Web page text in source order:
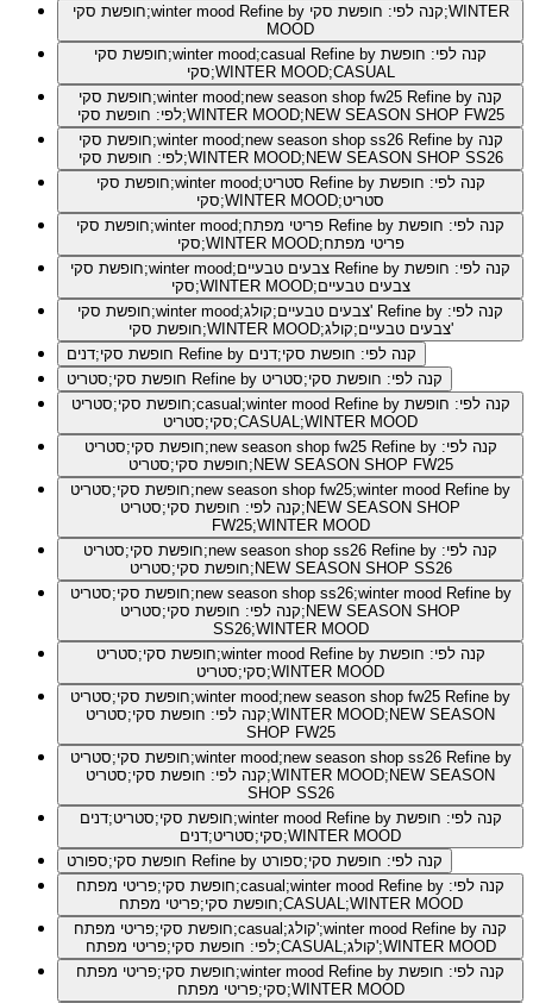
חופשת סקי;winter mood Refine by קנה לפי: חופשת סקי;WINTER
MOOD
חופשת סקי;winter mood;casual Refine by קנה לפי: חופשת
סקי;WINTER MOOD;CASUAL
חופשת סקי;winter mood;new season shop fw25 Refine by קנה
לפי: חופשת סקי;WINTER MOOD;NEW SEASON SHOP FW25
חופשת סקי;winter mood;new season shop ss26 Refine by קנה
לפי: חופשת סקי;WINTER MOOD;NEW SEASON SHOP SS26
Refine by קנה לפי: חופשת
סקי;WINTER MOOD;סטריט
Refine by קנה לפי: חופשת
סקי;WINTER MOOD;פריטי מפתח
Refine by קנה לפי: חופשת
סקי;WINTER MOOD;צבעים טבעיים
חופשת סקי;winter mood;צבעים טבעיים;קולג' Refine by קנה לפי:
חופשת סקי;WINTER MOOD;צבעים טבעיים;קולג'
Refine by קנה לפי: חופשת סקי;דנים
Refine by קנה לפי: חופשת סקי;סטריט
חופשת סקי;סטריט;casual;winter mood Refine by קנה לפי: חופשת
סקי;סטריט;CASUAL;WINTER MOOD
חופשת סקי;סטריט;new season shop fw25 Refine by קנה לפי:
חופשת סקי;סטריט;NEW SEASON SHOP FW25
חופשת סקי;סטריט;new season shop fw25;winter mood Refine by
קנה לפי: חופשת סקי;סטריט;NEW SEASON SHOP
FW25;WINTER MOOD
חופשת סקי;סטריט;new season shop ss26 Refine by קנה לפי:
חופשת סקי;סטריט;NEW SEASON SHOP SS26
חופשת סקי;סטריט;new season shop ss26;winter mood Refine by
קנה לפי: חופשת סקי;סטריט;NEW SEASON SHOP
SS26;WINTER MOOD
חופשת סקי;סטריט;winter mood Refine by קנה לפי: חופשת
סקי;סטריט;WINTER MOOD
חופשת סקי;סטריט;winter mood;new season shop fw25 Refine by
קנה לפי: חופשת סקי;סטריט;WINTER MOOD;NEW SEASON
SHOP FW25
חופשת סקי;סטריט;winter mood;new season shop ss26 Refine by
קנה לפי: חופשת סקי;סטריט;WINTER MOOD;NEW SEASON
SHOP SS26
חופשת סקי;סטריט;דנים;winter mood Refine by קנה לפי: חופשת
סקי;סטריט;דנים;WINTER MOOD
Refine by קנה לפי: חופשת סקי;ספורט
חופשת סקי;פריטי מפתח;casual;winter mood Refine by קנה לפי:
חופשת סקי;פריטי מפתח;CASUAL;WINTER MOOD
חופשת סקי;פריטי מפתח;casual;קולג';winter mood Refine by קנה
לפי: חופשת סקי;פריטי מפתח;CASUAL;קולג';WINTER MOOD
חופשת סקי;פריטי מפתח;winter mood Refine by קנה לפי: חופשת
סקי;פריטי מפתח;WINTER MOOD